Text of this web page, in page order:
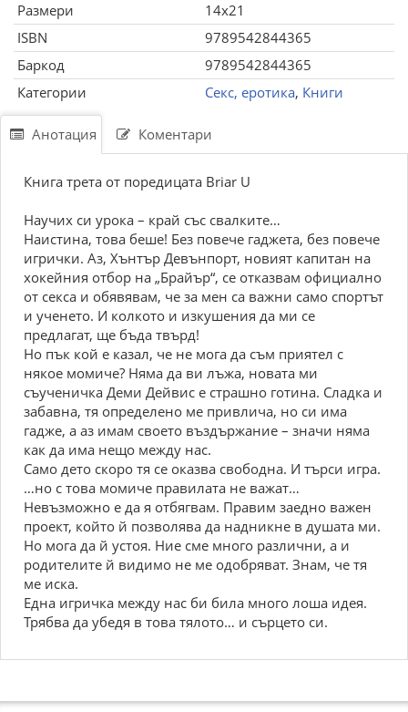
Размери
14x21
ISBN
9789542844365
Баркод
9789542844365
Категории
Секс, еротика, Книги
Анотация Коментари
Книга трета от поредицата Briar U
Научих си урока – край със свалките…
Наистина, това беше! Без повече гаджета, без повече
игрички. Аз, Хънтър Девънпорт, новият капитан на
хокейния отбор на „Брайър“, се отказвам официално
от секса и обявявам, че за мен са важни само спортът
и ученето. И колкото и изкушения да ми се
предлагат, ще бъда твърд!
Но пък кой е казал, че не мога да съм приятел с
някое момиче? Няма да ви лъжа, новата ми
съученичка Деми Дейвис е страшно готина. Сладка и
забавна, тя определено ме привлича, но си има
гадже, а аз имам своето въздържание – значи няма
как да има нещо между нас.
Само дето скоро тя се оказва свободна. И търси игра.
…но с това момиче правилата не важат…
Невъзможно е да я отбягвам. Правим заедно важен
проект, който й позволява да надникне в душата ми.
Но мога да й устоя. Ние сме много различни, а и
родителите й видимо не ме одобряват. Знам, че тя
ме иска.
Една игричка между нас би била много лоша идея.
Трябва да убедя в това тялото… и сърцето си.